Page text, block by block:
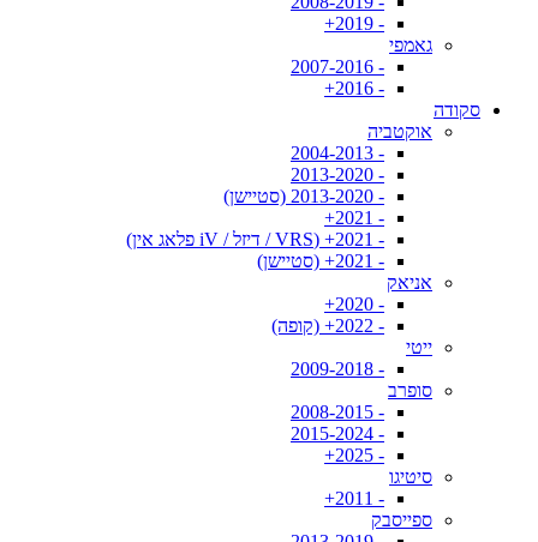
- 2019+
גאמפי
- 2007-2016
- 2016+
סקודה
אוקטביה
- 2004-2013
- 2013-2020
- 2013-2020 (סטיישן)
- 2021+
- 2021+ (VRS / דיזל / iV פלאג אין)
- 2021+ (סטיישן)
אניאק
- 2020+
- 2022+ (קופה)
ייטי
- 2009-2018
סופרב
- 2008-2015
- 2015-2024
- 2025+
סיטיגו
- 2011+
ספייסבק